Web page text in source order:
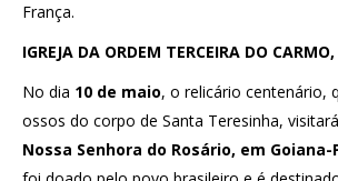
França.
IGREJA DA ORDEM TERCEIRA DO
No dia 10 de maio, o relicário centenário,
ossos do corpo de Santa Teresinha,
Nossa Senhora do Rosário, em Goiana-